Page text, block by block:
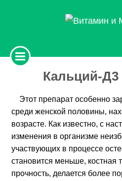
Кальций-
Этот препарат особенно
среди женской половины,
возрасте. Как известно, с
изменения в организме
участвующих в процессе
становится меньше, костная
прочность, делается более